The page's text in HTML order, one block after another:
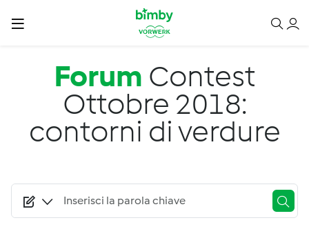
Salta al contenuto principale
Forum Contest
Ottobre 2018:
contorni di verdure